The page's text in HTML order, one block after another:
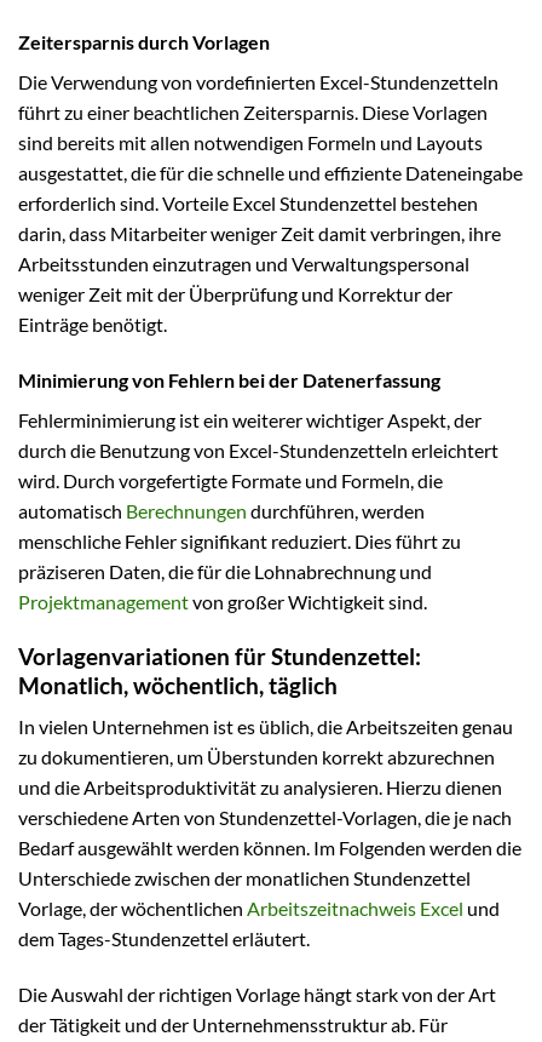
Zeitersparnis durch Vorlagen
Die Verwendung von vordefinierten Excel-Stundenzetteln
führt zu einer beachtlichen Zeitersparnis. Diese Vorlagen
sind bereits mit allen notwendigen Formeln und Layouts
ausgestattet, die für die schnelle und effiziente Dateneingabe
erforderlich sind. Vorteile Excel Stundenzettel bestehen
darin, dass Mitarbeiter weniger Zeit damit verbringen, ihre
Arbeitsstunden einzutragen und Verwaltungspersonal
weniger Zeit mit der Überprüfung und Korrektur der
Einträge benötigt.
Minimierung von Fehlern bei der Datenerfassung
Fehlerminimierung ist ein weiterer wichtiger Aspekt, der
durch die Benutzung von Excel-Stundenzetteln erleichtert
wird. Durch vorgefertigte Formate und Formeln, die
automatisch Berechnungen durchführen, werden
menschliche Fehler signifikant reduziert. Dies führt zu
präziseren Daten, die für die Lohnabrechnung und
Projektmanagementvon großer Wichtigkeit sind.
Vorlagenvariationen für Stundenzettel:
Monatlich, wöchentlich, täglich
In vielen Unternehmen ist es üblich, die Arbeitszeiten genau
zu dokumentieren, um Überstunden korrekt abzurechnen
und die Arbeitsproduktivität zu analysieren. Hierzu dienen
verschiedene Arten von Stundenzettel-Vorlagen, die je nach
Bedarf ausgewählt werden können. Im Folgenden werden die
Unterschiede zwischen der monatlichen Stundenzettel
Vorlage, der wöchentlichen Arbeitszeitnachweis Excel und
dem Tages-Stundenzettel erläutert.
Die Auswahl der richtigen Vorlage hängt stark von der Art
der Tätigkeit und der Unternehmensstruktur ab. Für